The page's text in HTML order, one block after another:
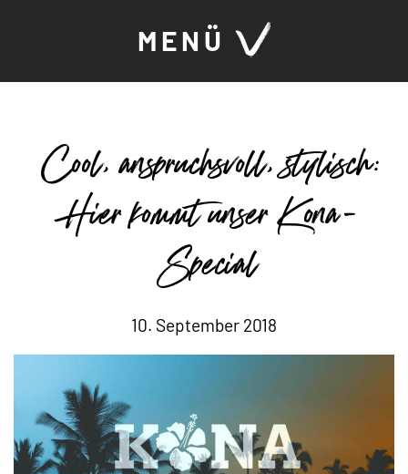
MENÜ
Cool, anspruchsvoll, stylisch:
Hier kommt unser Kona-
Special
10. September 2018